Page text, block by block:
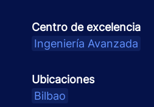
Centro de excelencia
Ingeniería Avanzada
Ubicaciones
Bilbao